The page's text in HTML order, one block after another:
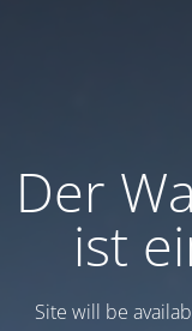
Der
ist
Site will be